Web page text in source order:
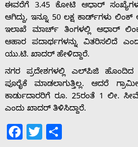
Home
About
Us
Advertise
ಈವರೆಗೆ 3.45 ಕೋಟಿ ಆಧಾರ್
ಆಗಿದ್ದು, ಇನ್ನೂ 50 ಲಕ್ಷ ಕಾರ್ಡ್‌ಗಳು
ಇಲಾಖೆ ಮಾರ್ಚ್ ತಿಂಗಳಲ್ಲಿ ಆಧಾರ್
ಆಹಾರ ಪದಾರ್ಥಗಳನ್ನು ವಿತರಿಸಲಿದೆ
ಯು.ಟಿ. ಖಾದರ್ ಹೇಳಿದ್ದಾರೆ.
ನಗರ ಪ್ರದೇಶಗಳಲ್ಲಿ ಎಲ್‌ಪಿಜಿ ಹೊಂದಿದ
ಪೂರೈಕೆ ಮಾಡಲಾಗುತ್ತಿಲ್ಲ. ಆದರೆ
ಕಾರ್ಡುದಾರರಿಗೆ ರೂ. 25ರಂತೆ 1 ಲೀ.
ಎಂದು ಖಾದರ್ ತಿಳಿಸಿದ್ದಾರೆ.
Facebook
Twitter